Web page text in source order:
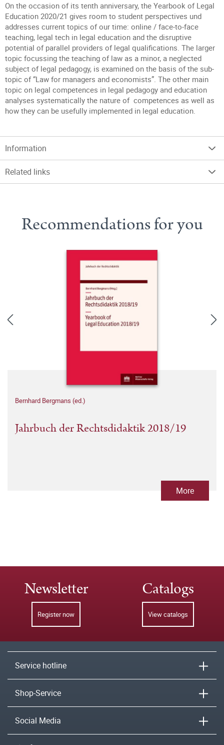
On the occasion of its tenth anniversary, the Yearbook of Legal
Education 2020/21 gives room to student perspectives und
addresses current topics of our time: online / face-to-face
teaching, legal tech in legal education and the disruptive
potential of parallel providers of legal qualifications. The larger
topic focussing the teaching of law as a minor, a neglected
subject of legal pedagogy, is examined on the basis of the sub-
topic of “Law for managers and economists”. The other main
topic on legal competences in legal pedagogy and education
analyses systematically the nature of competences as well as
how they can be usefully implemented in legal education.
Information
Related links
Recommendations for you
Bernhard Bergmans (ed.)
Jahrbuch der Rechtsdidaktik 2018/19
More
Newsletter
Register now
Catalogs
View catalogs
Service hotline
Shop-Service
Social Media